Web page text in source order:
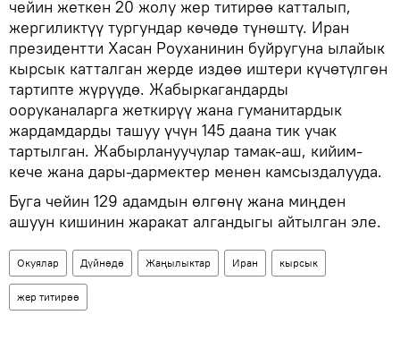
чейин жеткен 20 жолу жер титирөө катталып,
жергиликтүү тургундар көчөдө түнөштү. Иран
президентти Хасан Роуханинин буйругуна ылайык
кырсык катталган жерде издөө иштери күчөтүлгөн
тартипте жүрүүдө. Жабыркагандарды
ооруканаларга жеткирүү жана гуманитардык
жардамдарды ташуу үчүн 145 даана тик учак
тартылган. Жабырлануучулар тамак-аш, кийим-
кече жана дары-дармектер менен камсыздалууда.
Буга чейин 129 адамдын өлгөнү жана миңден
ашуун кишинин жаракат алгандыгы айтылган эле.
Окуялар Дүйнөдө Жаңылыктар Иран кырсык
жер титирөө